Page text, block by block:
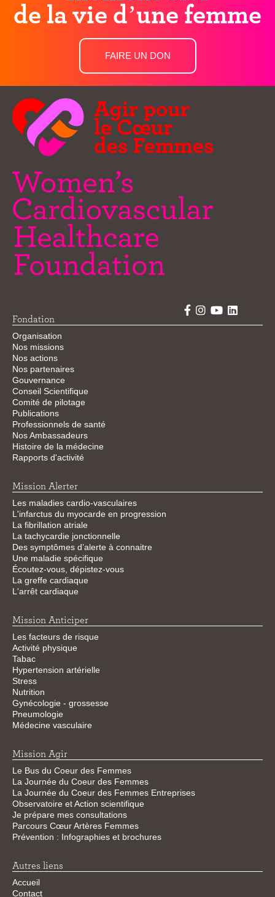
de la vie d’une femme
FAIRE UN DON
Fondation
Organisation
Nos missions
Nos actions
Nos partenaires
Gouvernance
Conseil Scientifique
Comité de pilotage
Publications
Professionnels de santé
Nos Ambassadeurs
Histoire de la médecine
Rapports d'activité
Mission Alerter
Les maladies cardio-vasculaires
L'infarctus du myocarde en progression
La fibrillation atriale
La tachycardie jonctionnelle
Des symptômes d’alerte à connaitre
Une maladie spécifique
Écoutez-vous, dépistez-vous
La greffe cardiaque
L'arrêt cardiaque
Mission Anticiper
Les facteurs de risque
Activité physique
Tabac
Hypertension artérielle
Stress
Nutrition
Gynécologie - grossesse
Pneumologie
Médecine vasculaire
Mission Agir
Le Bus du Coeur des Femmes
La Journée du Coeur des Femmes
La Journée du Coeur des Femmes Entreprises
Observatoire et Action scientifique
Je prépare mes consultations
Parcours Cœur Artères Femmes
Prévention : Infographies et brochures
Autres liens
Accueil
Contact